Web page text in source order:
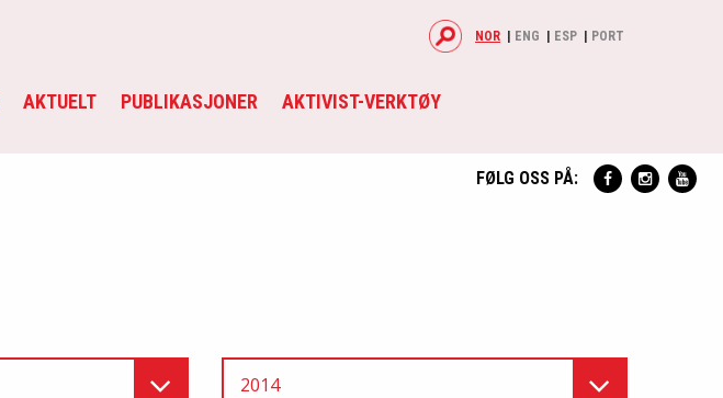
AKTUELT PUBLIKASJONER AKTIVIST-VERKTØY
NOR ENG ESP PORT
FØLG OSS PÅ:
2014